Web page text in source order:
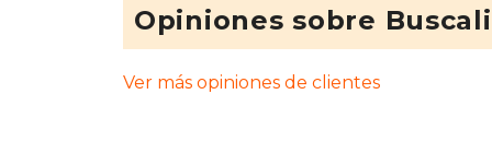
Opiniones sobre
Ver más opiniones de clientes